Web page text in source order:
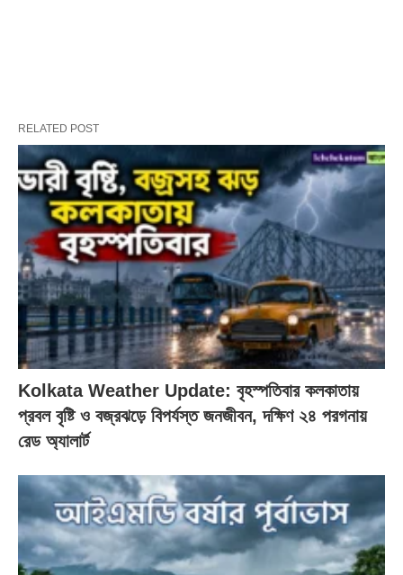
RELATED POST
Kolkata Weather Update: বৃহস্পতিবার কলকাতায়
প্রবল বৃষ্টি ও বজ্রঝড়ে বিপর্যস্ত জনজীবন, দক্ষিণ ২৪ পরগনায়
রেড অ্যালার্ট